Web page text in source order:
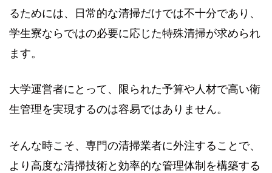
るためには、日常的な清掃だけでは不十分であり、
学生寮ならではの必要に応じた特殊清掃が求められ
ます。
大学運営者にとって、限られた予算や人材で高い衛
生管理を実現するのは容易ではありません。
そんな時こそ、専門の清掃業者に外注することで、
より高度な清掃技術と効率的な管理体制を構築する